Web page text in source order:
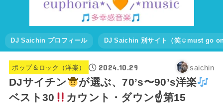
DJ Saichin プロフィール DJ Saichin 別サイト（笑☺must go
ポップ＆ロック（洋楽） 2024.10.29 saichin
DJサイチン
が選ぶ、70’s〜90’s洋楽
ベスト30
カウント・ダウン☝第15